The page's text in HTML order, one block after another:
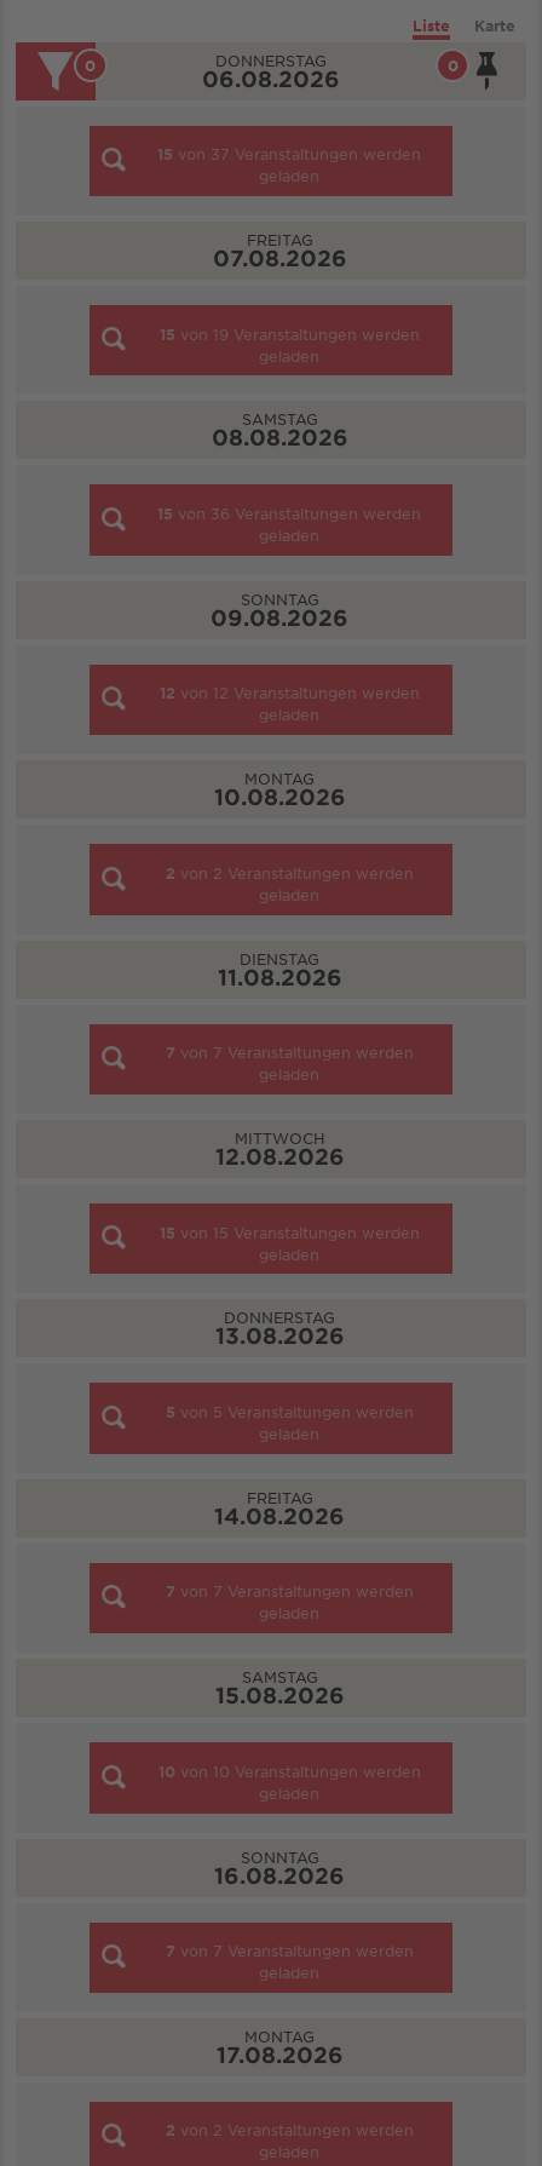
Liste Karte
0
0 DONNERSTAG
06.08.2026
15 von 37 Veranstaltungen werden
geladen
FREITAG
07.08.2026
15 von 19 Veranstaltungen werden
geladen
SAMSTAG
08.08.2026
15 von 36 Veranstaltungen werden
geladen
SONNTAG
09.08.2026
12 von 12 Veranstaltungen werden
geladen
MONTAG
10.08.2026
2 von 2 Veranstaltungen werden
geladen
DIENSTAG
11.08.2026
7 von 7 Veranstaltungen werden
geladen
MITTWOCH
12.08.2026
15 von 15 Veranstaltungen werden
geladen
DONNERSTAG
13.08.2026
5 von 5 Veranstaltungen werden
geladen
FREITAG
14.08.2026
7 von 7 Veranstaltungen werden
geladen
SAMSTAG
15.08.2026
10 von 10 Veranstaltungen werden
geladen
SONNTAG
16.08.2026
7 von 7 Veranstaltungen werden
geladen
MONTAG
17.08.2026
2 von 2 Veranstaltungen werden
geladen